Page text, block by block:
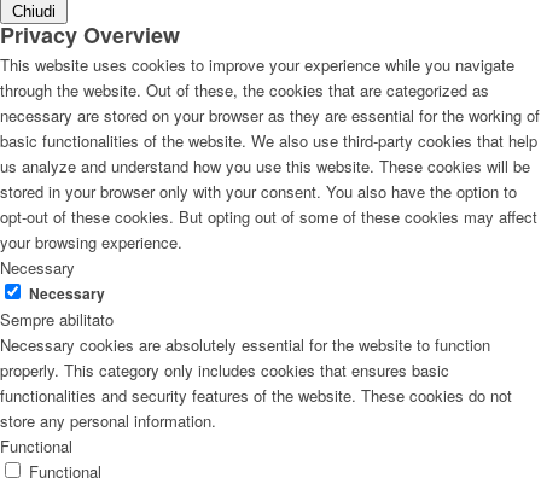
Chiudi
Privacy Overview
This website uses cookies to improve your experience while you navigate
through the website. Out of these, the cookies that are categorized as
necessary are stored on your browser as they are essential for the working of
basic functionalities of the website. We also use third-party cookies that help
us analyze and understand how you use this website. These cookies will be
stored in your browser only with your consent. You also have the option to
opt-out of these cookies. But opting out of some of these cookies may affect
your browsing experience.
Necessary
Necessary
Sempre abilitato
Necessary cookies are absolutely essential for the website to function
properly. This category only includes cookies that ensures basic
functionalities and security features of the website. These cookies do not
store any personal information.
Functional
Functional